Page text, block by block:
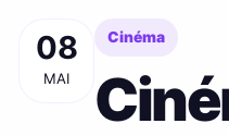
08
MAI
Cinéma